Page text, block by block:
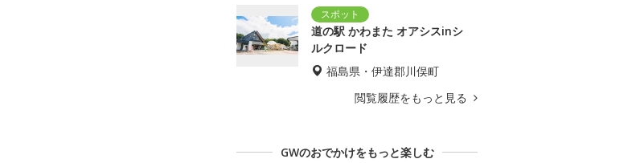
道の駅 かわまた オアシスinシ
ルクロード
福島県・伊達郡川俣町
閲覧履歴をもっと見る
GWのおでかけをもっと楽しむ